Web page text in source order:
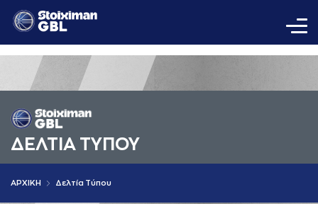
ΔΕΛΤΙA ΤΥΠΟΥ
AΡΧΙΚΗ Δελτία Τύπου